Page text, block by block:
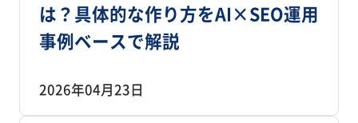
は？具体的な作り方をAI×SEO運用
事例ベースで解説
2026年04月23日